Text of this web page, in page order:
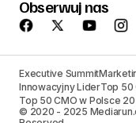
Obserwuj nas
Executive Summit
Innowacyjny LiderTop 50
Top 50 CMO w Polsce
© 2020 - 2025